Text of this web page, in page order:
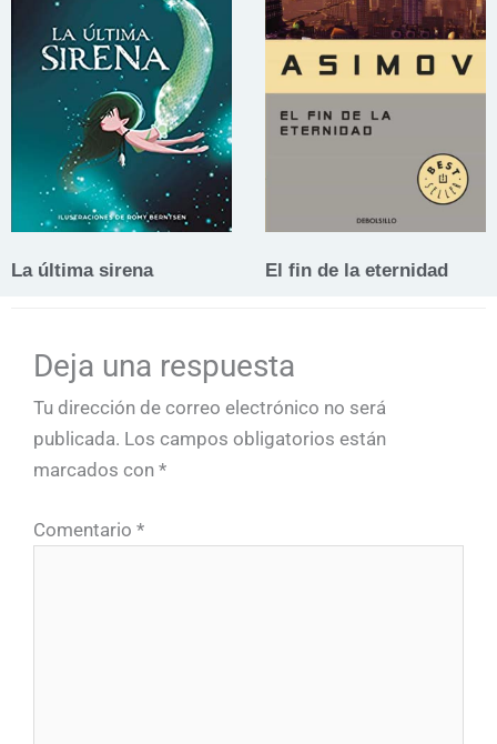
La última sirena El fin de la eternidad
Deja una respuesta
Tu dirección de correo electrónico no será
publicada. Los campos obligatorios están
marcados con *
Comentario *